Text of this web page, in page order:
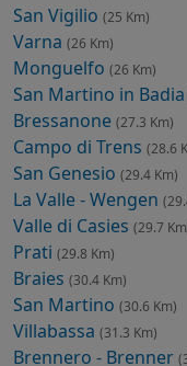
San Vigilio (25 Km)
Varna (26 Km)
Monguelfo (26 Km)
San Martino in Badia
Bressanone (27.3 Km)
Campo di Trens (28.6
San Genesio (29.4 Km)
La Valle - Wengen
Valle di Casies (29.7
Prati (29.8 Km)
Braies (30.4 Km)
San Martino (30.6 Km)
Villabassa (31.3 Km)
Brennero - Brenner